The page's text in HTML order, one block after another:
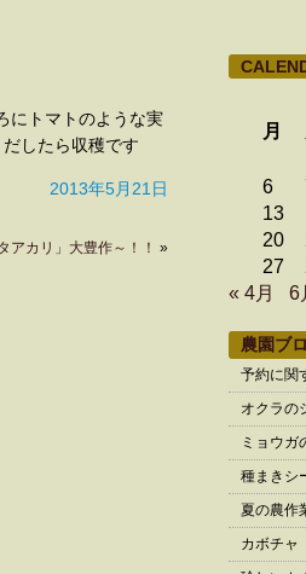
にトマトのような実
したら収穫です
2013年5月21日
アカリ」大豊作～！！ »
月
6
13
20
27
« 4月
6
農園ブ
予約に関
オクラの
ミョウガ
種まきシ
夏の農作
カボチ